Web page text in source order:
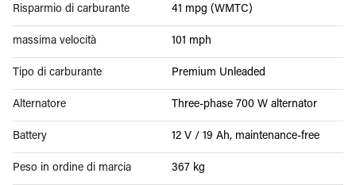
Risparmio di carburante 41 mpg (WMTC)
massima velocità 101 mph
Tipo di carburante Premium Unleaded
Alternatore Three-phase 700 W alternator
Battery 12 V / 19 Ah, maintenance-free
Peso in ordine di marcia 367 kg